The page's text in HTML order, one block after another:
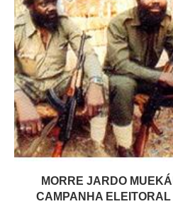
MORRE JARDO
CAMPANHA